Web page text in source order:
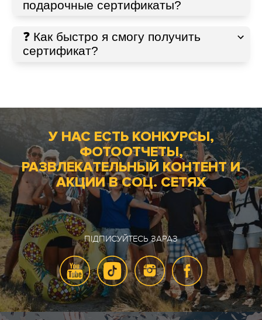
подарочные сертификаты?
❓ Как быстро я смогу получить
сертификат?
У НАС ЕСТЬ КОНКУРСЫ,
ФОТООТЧЕТЫ,
РАЗВЛЕКАТЕЛЬНЫЙ КОНТЕНТ И
АКЦИИ В СОЦ. СЕТЯХ
ПІДПИСУЙТЕСЬ ЗАРАЗ